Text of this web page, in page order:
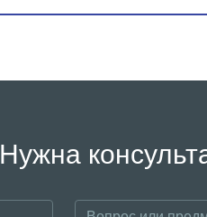
Нужна